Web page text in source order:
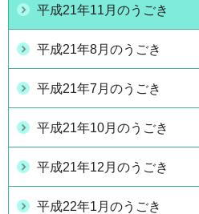
平成21年11月のうごき
平成21年8月のうごき
平成21年7月のうごき
平成21年10月のうごき
平成21年12月のうごき
平成22年1月のうごき